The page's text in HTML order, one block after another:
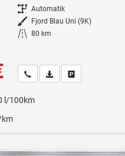
Getriebe Automatik
Außenfarbe Fjord Blau Uni (9K)
Kilometerstand 80 km
Wir rufen Sie an
Fahrzeugexposé (PDF)
Fahrzeug parken
l/100km
km